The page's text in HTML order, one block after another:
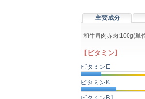
主要成分
和牛肩肉赤肉:100g(単
【ビタミン】
ビタミンE
ビタミンK